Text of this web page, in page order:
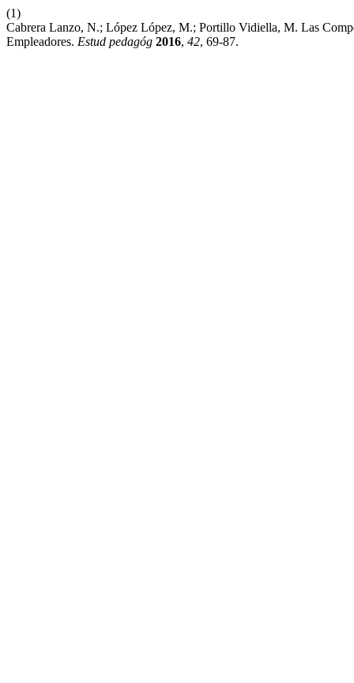
(1)
Cabrera Lanzo, N.; López López, M.; Portillo Vidiella, M. Las
Empleadores. Estud pedagóg 2016, 42, 69-87.